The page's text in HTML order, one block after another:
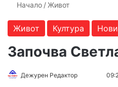
Начало / Живот
Живот Култура
Започва
Дежурен Редактор
Send